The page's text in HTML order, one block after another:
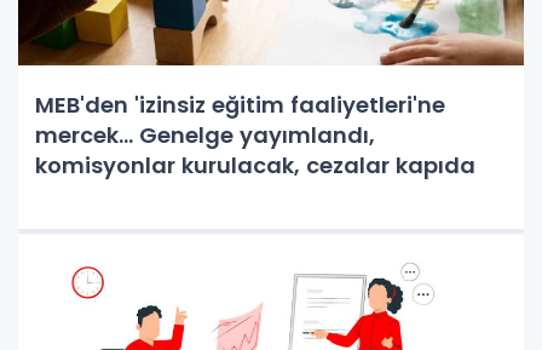
MEB'den 'izinsiz eğitim faaliyetleri'ne
mercek... Genelge yayımlandı,
komisyonlar kurulacak, cezalar kapıda